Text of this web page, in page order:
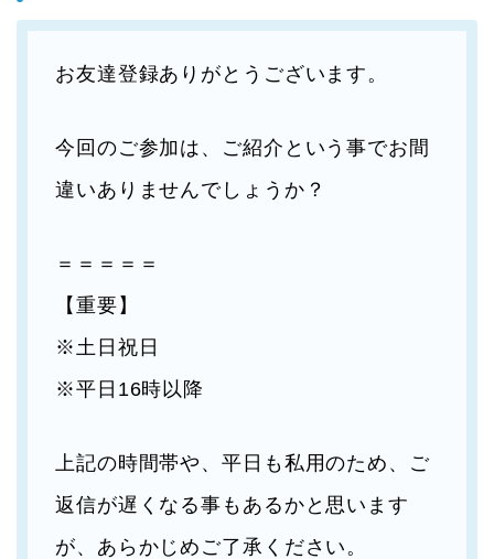
お友達登録ありがとうございます。
今回のご参加は、ご紹介という事でお間
違いありませんでしょうか？
＝＝＝＝＝
【重要】
※土日祝日
※平日16時以降
上記の時間帯や、平日も私用のため、ご
返信が遅くなる事もあるかと思います
が、あらかじめご了承ください。